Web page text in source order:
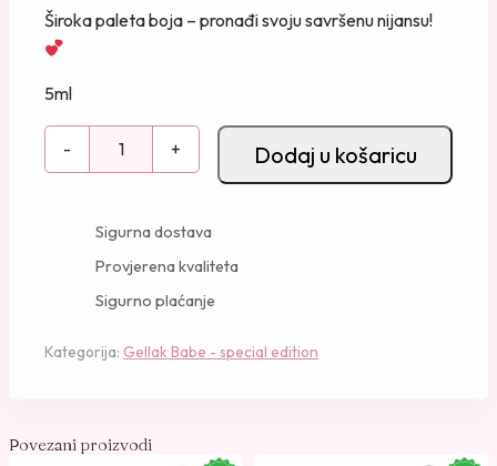
Široka paleta boja – pronađi svoju savršenu nijansu!
5ml
-
e
8
l
+ Dodaj u košaricu
Sigurna dostava
Provjerena kvaliteta
Sigurno plaćanje
Kategorija: Gellak Babe - special edition
Povezani proizvodi